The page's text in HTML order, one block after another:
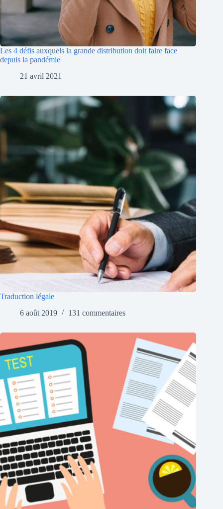
Les 4 défis auxquels la grande distribution doit faire face
depuis la pandémie
21 avril 2021
Traduction légale
6 août 2019
131 commentaires